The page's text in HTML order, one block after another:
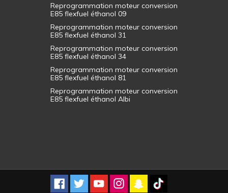
Reprogrammation moteur conversion
E85 flexfuel éthanol 09
Reprogrammation moteur conversion
E85 flexfuel éthanol 31
Reprogrammation moteur conversion
E85 flexfuel éthanol 34
Reprogrammation moteur conversion
E85 flexfuel éthanol 81
Reprogrammation moteur conversion
E85 flexfuel éthanol Albi